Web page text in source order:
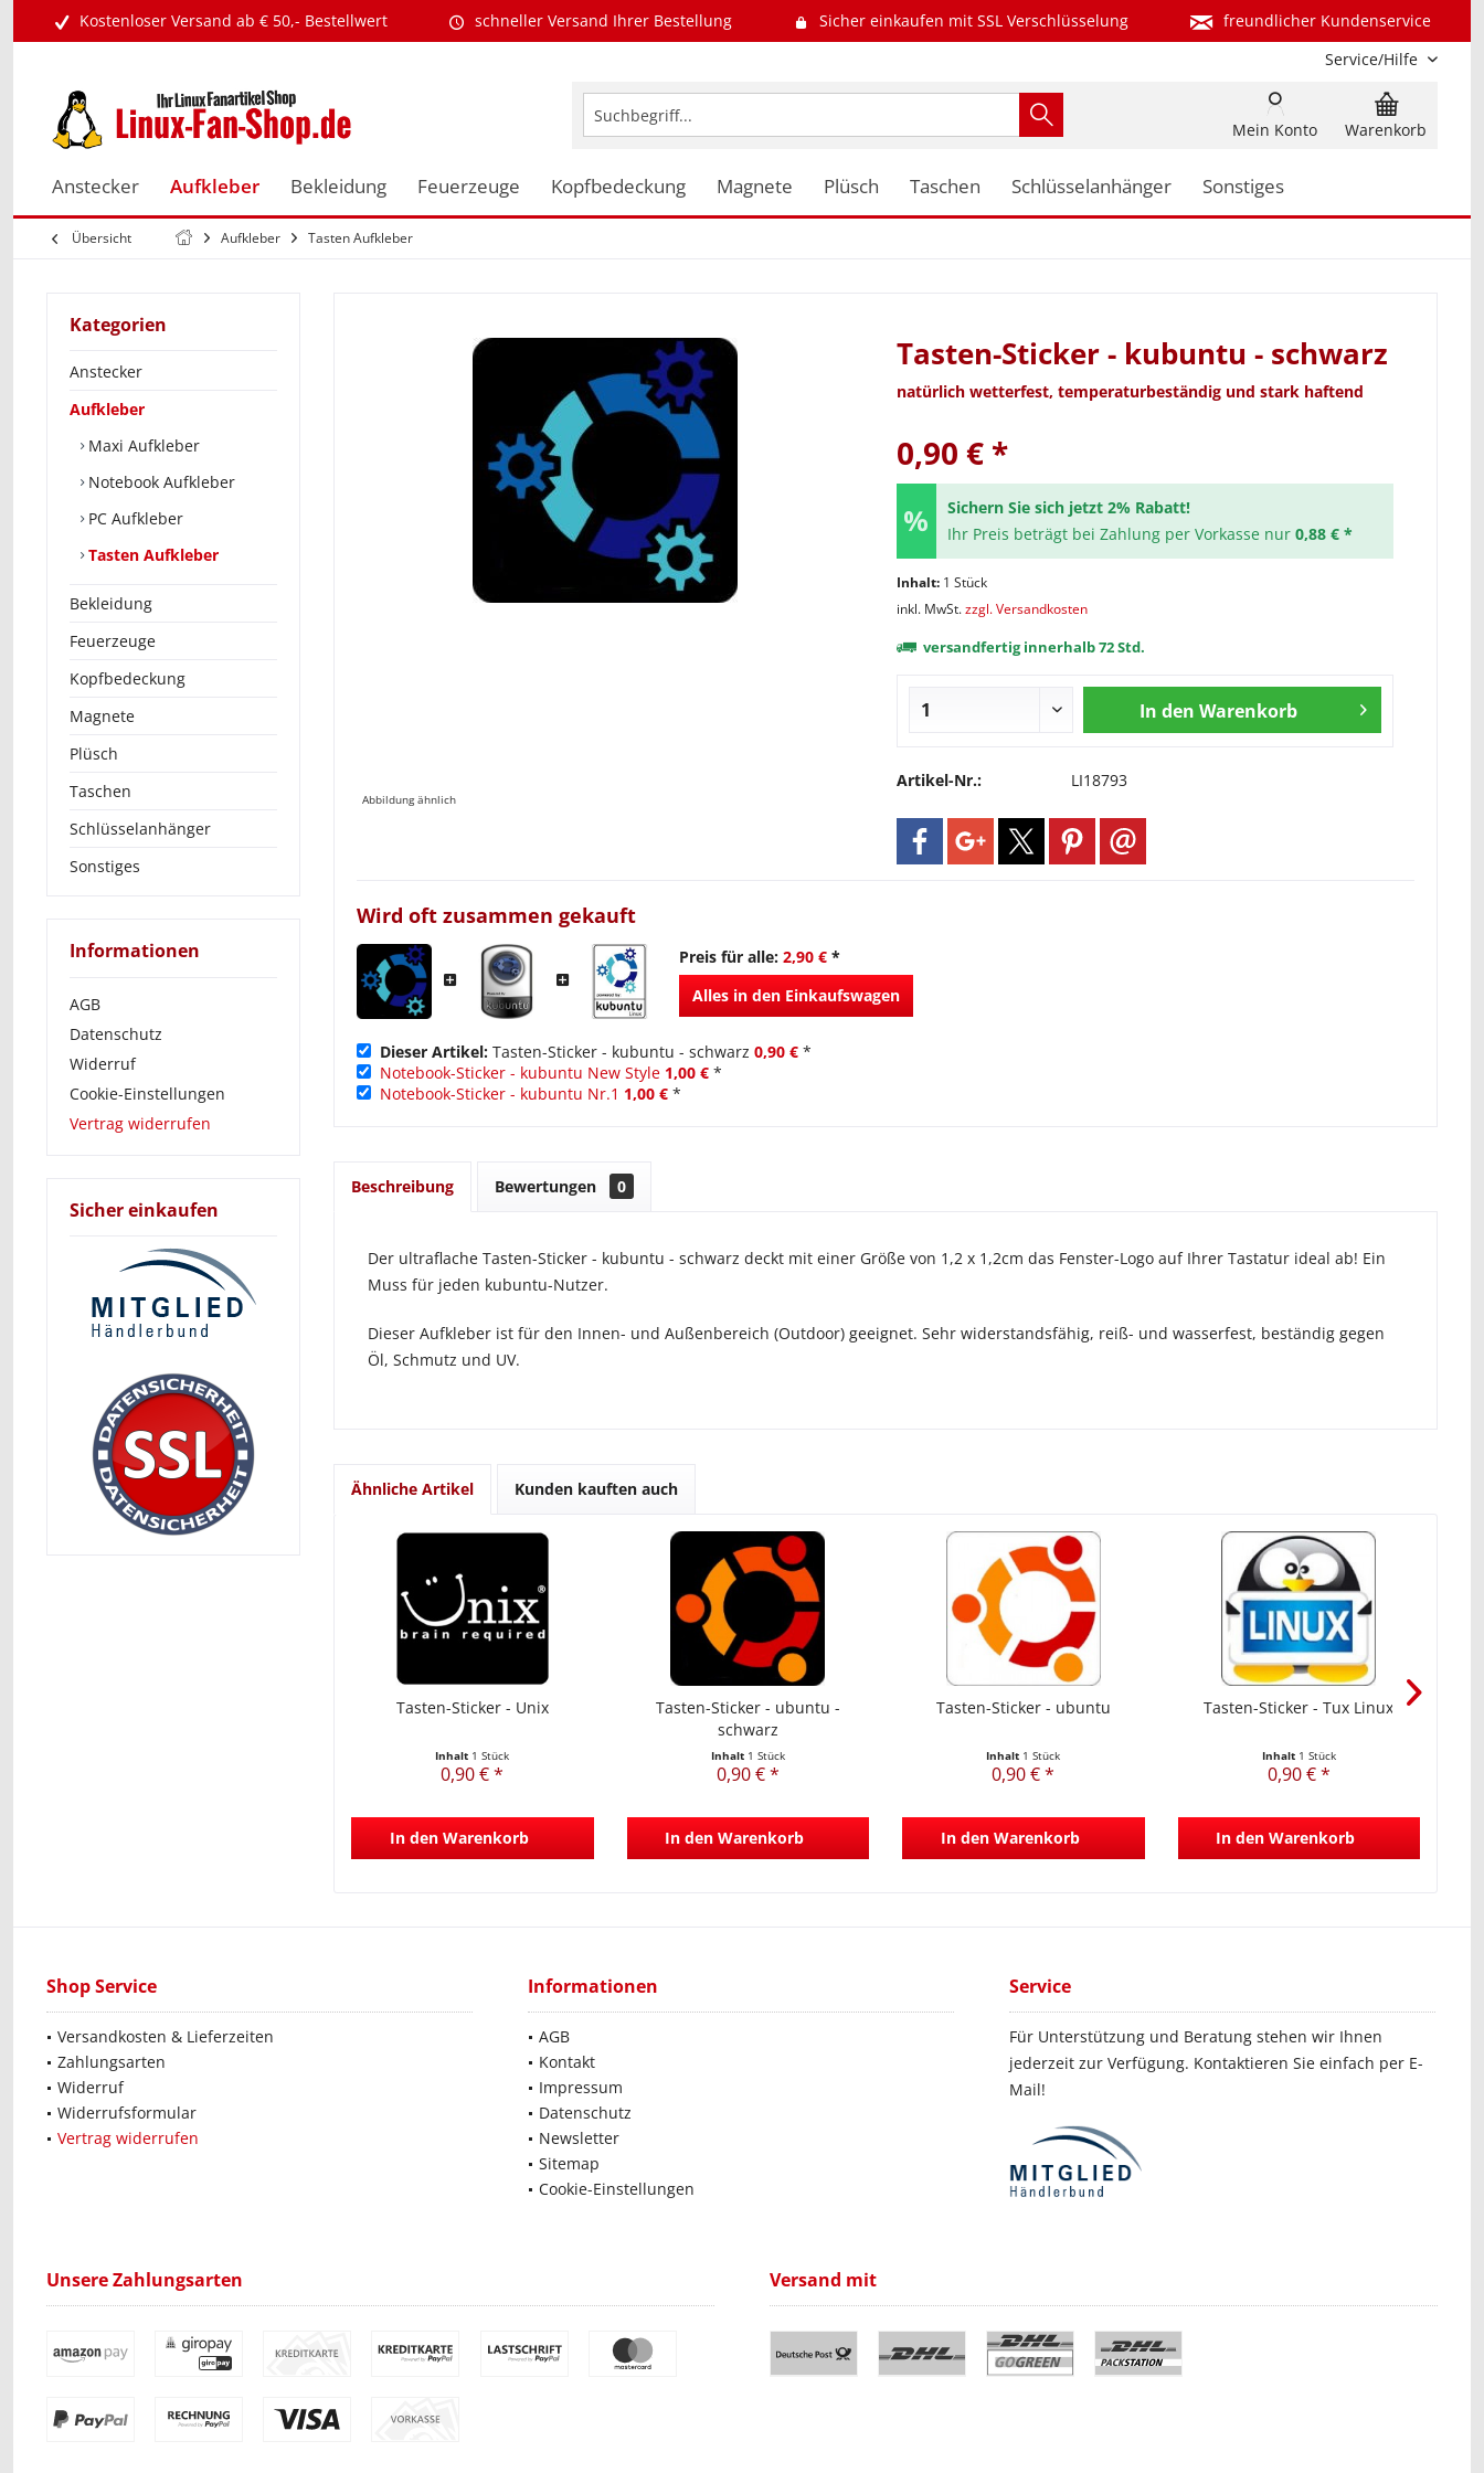
Kostenloser Versand ab € 50,- Bestellwert schneller Versand Ihrer Bestellung Sicher einkaufen mit SSL Verschlüsselung
freundlicher Kundenservice
Service/Hilfe
Warenkorb
Mein Konto
Anstecker Aufkleber Bekleidung Feuerzeuge Kopfbedeckung Magnete Plüsch Taschen Schlüsselanhänger Sonstiges
Übersicht Aufkleber Tasten Aufkleber
Kategorien
Anstecker
Aufkleber
Maxi Aufkleber
Notebook Aufkleber
PC Aufkleber
Tasten Aufkleber
Bekleidung
Feuerzeuge
Kopfbedeckung
Magnete
Plüsch
Taschen
Schlüsselanhänger
Sonstiges
Informationen
AGB
Datenschutz
Widerruf
Cookie-Einstellungen
Vertrag widerrufen
Sicher einkaufen
Abbildung ähnlich
Tasten-Sticker - kubuntu - schwarz
natürlich wetterfest, temperaturbeständig und stark haftend
0,90 € *
Sichern Sie sich jetzt 2% Rabatt!
Ihr Preis beträgt bei Zahlung per Vorkasse nur 0,88 € *
Inhalt: 1 Stück
inkl. MwSt.zzgl. Versandkosten
versandfertig innerhalb 72 Std.
In den Warenkorb
Artikel-Nr.: LI18793
Wird oft zusammen gekauft
Preis für alle: 2,90 € *
Alles in den Einkaufswagen
Dieser Artikel: Tasten-Sticker - kubuntu - schwarz 0,90 € *
Notebook-Sticker - kubuntu New Style 1,00 € *
Notebook-Sticker - kubuntu Nr.1 1,00 € *
Beschreibung Bewertungen 0
Der ultraflache Tasten-Sticker - kubuntu - schwarz deckt mit einer Größe von 1,2 x 1,2cm das Fenster-Logo auf Ihrer Tastatur ideal ab! Ein
Muss für jeden kubuntu-Nutzer.
Dieser Aufkleber ist für den Innen- und Außenbereich (Outdoor) geeignet. Sehr widerstandsfähig, reiß- und wasserfest, beständig gegen
Öl, Schmutz und UV.
Ähnliche Artikel Kunden kauften auch
Tasten-Sticker - Unix
Inhalt 1 Stück
0,90 € *
In den Warenkorb
Tasten-Sticker - ubuntu -
schwarz
Inhalt 1 Stück
0,90 € *
In den Warenkorb
Tasten-Sticker - ubuntu
Inhalt 1 Stück
0,90 € *
In den Warenkorb
Tasten-Sticker - Tux Linux
Inhalt 1 Stück
0,90 € *
In den Warenkorb
Shop Service
Versandkosten & Lieferzeiten
Zahlungsarten
Widerruf
Widerrufsformular
Vertrag widerrufen
Informationen
AGB
Kontakt
Impressum
Datenschutz
Newsletter
Sitemap
Cookie-Einstellungen
Service
Für Unterstützung und Beratung stehen wir Ihnen
jederzeit zur Verfügung. Kontaktieren Sie einfach per E-
Mail!
Unsere Zahlungsarten Versand mit